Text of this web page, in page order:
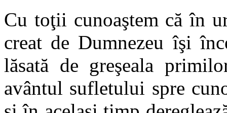
Cu toţii cunoaştem că în
creat de Dumnezeu îşi
lăsată de greşeala
avântul sufletului spre